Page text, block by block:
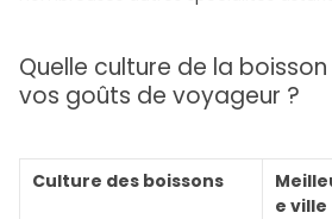
Quelle culture de la
vos goûts de voyageur ?
Culture des boissons
e ville